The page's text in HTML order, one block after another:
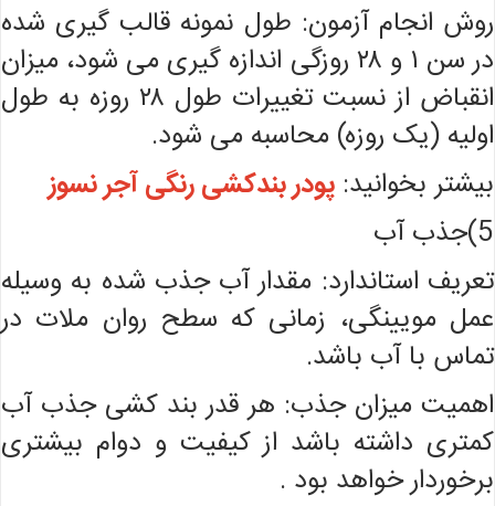
روش انجام آزمون: طول نمونه قالب گیری شده
در سن ۱ و ۲۸ روزگی اندازه گیری می شود، میزان
انقباض از نسبت تغییرات طول ۲۸ روزه به طول
اولیه (یک روزه) محاسبه می شود.
بیشتر بخوانید: پودر بندکشی رنگی آجر نسوز
5)جذب آب
تعریف استاندارد: مقدار آب جذب شده به وسیله
عمل مویینگی، زمانی که سطح روان ملات در
تماس با آب باشد.
اهمیت میزان جذب: هر قدر بند کشی جذب آب
کمتری داشته باشد از کیفیت و دوام بیشتری
برخوردار خواهد بود .